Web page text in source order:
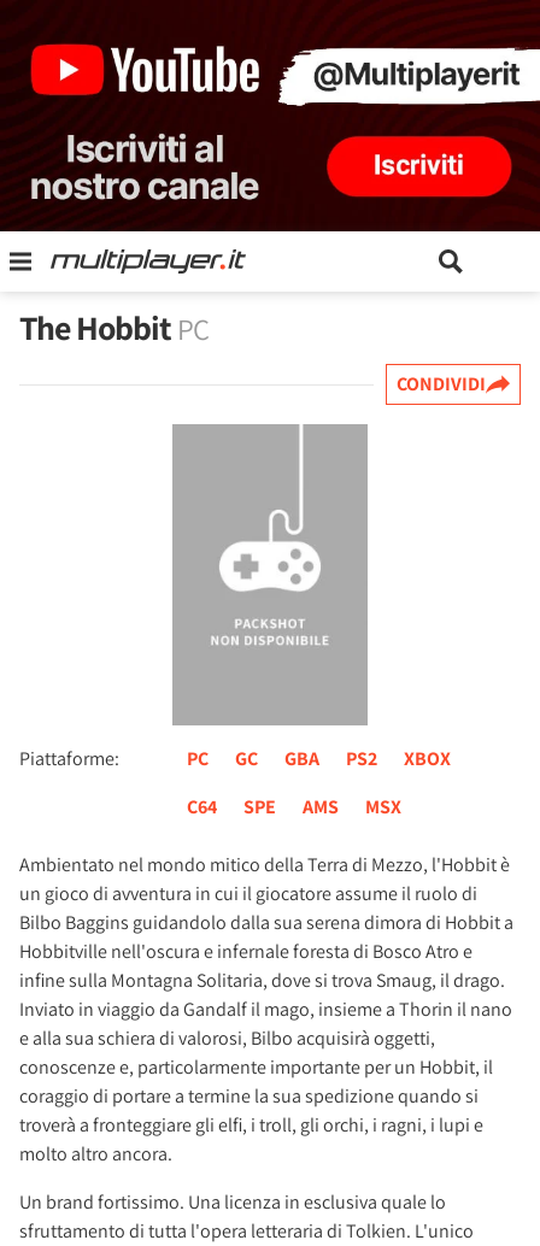
The Hobbit PC
CONDIVIDI
Piattaforme: PC GC GBA PS2
XBOX
C64
SPE AMS MSX
Ambientato nel mondo mitico della Terra di Mezzo, l'Hobbit è
un gioco di avventura in cui il giocatore assume il ruolo di
Bilbo Baggins guidandolo dalla sua serena dimora di Hobbit a
Hobbitville nell'oscura e infernale foresta di Bosco Atro e
infine sulla Montagna Solitaria, dove si trova Smaug, il drago.
Inviato in viaggio da Gandalf il mago, insieme a Thorin il nano
e alla sua schiera di valorosi, Bilbo acquisirà oggetti,
conoscenze e, particolarmente importante per un Hobbit, il
coraggio di portare a termine la sua spedizione quando si
troverà a fronteggiare gli elfi, i troll, gli orchi, i ragni, i lupi e
molto altro ancora.
Un brand fortissimo. Una licenza in esclusiva quale lo
sfruttamento di tutta l'opera letteraria di Tolkien. L'unico